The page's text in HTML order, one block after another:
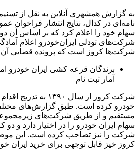
به گزارش همشهری آنلاین به نقل از
نامه‌ای در کدال، نتایج انتشار فراخوان
سهام خود را اعلام کرد که بر اساس آن
شرکت‌های تودلی ایران‌خودرو اعلام
شرکت‌ها کروز است که پرونده قضایی آن
برندگان قرعه کشی ایران
آمار ثبت‌ نام
شرکت کروز از سال ۱۳۹۰
خودرو کرده است. طبق گزارش‌های
سهام ایران خودرو را در اختیار دارد و
شرکت را نیز تصاحب کرده است. این
کروز خیز قابل توجهی برای خرید ایران